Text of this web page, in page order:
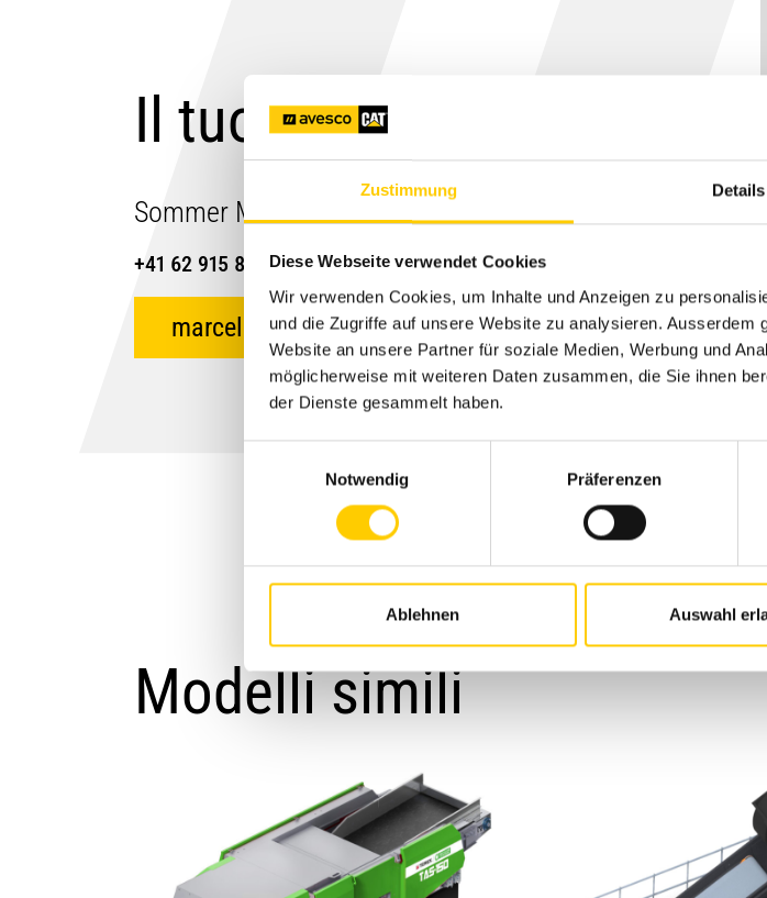
Zustimmung Details
Diese Webseite verwendet Cookies
Wir verwenden Cookies, um Inhalte und Anzeigen zu
und die Zugriffe auf unsere Website zu analysieren.
Website an unsere Partner für soziale Medien, Werbung und
möglicherweise mit weiteren Daten zusammen, die Sie ihnen
der Dienste gesammelt haben.
Notwendig
Präferenzen
Ablehnen Auswahl
Il tuo contatto diretto
Sommer Marcel
+41 62 915 8626
marcel.sommer@avesco.ch
Modelli simili